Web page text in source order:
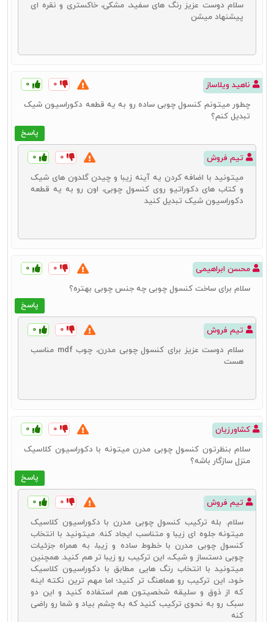
امکان خرید آینه و کنسول چوبیهمراه با تخفیف
همچنین می‌توانید قیمت‌های بسیار منصفانه‌تر و مناسب‌تری را نیز برای
مانندکنسول و آینهدر حال حاضر شرایط بسیار ایدئالی را برای شما عزیزان
همچنین امکان خرید آینه و کنسول چوبی با قیمت مناسب از جمله
مزیت‌هایی است که در خرید اینترنتی این محصولات درسایت دکورال
اختیار خواهید داشت. برای خرید بهترین‌ها در کنار شما هستیم.
سلام دوست عزیز رنگ‌ های سفید، مشکی، خاکستری و نقره‌ ای
پیشنهاد میشن
ناهید ویلاساز ۰ ۰
پاسخ
چطور میتونم کنسول چوبی ساده رو به یه قطعه دکوراسیون شیک
تبدیل کنم؟
تیم فروش ۰ ۰
میتونید با اضافه کردن یه آینه زیبا و چیدن گلدون های شیک
و کتاب های دکوراتیو روی کنسول چوبی، اون رو به یه قطعه
دکوراسیون شیک تبدیل کنید
محسن ابراهیمی ۰ ۰
پاسخ
سلام برای ساخت کنسول چوبی چه جنس چوبی بهتره؟
تیم فروش ۰ ۰
سلام دوست عزیز برای کنسول چوبی مدرن، چوب mdf مناسب
هست
کشاورزیان ۰ ۰
پاسخ
سلام بنظرتون کنسول چوبی مدرن میتونه با دکوراسیون کلاسیک
منزل سازگار باشه؟
تیم فروش ۰ ۰
سلام. بله ترکیب کنسول چوبی مدرن با دکوراسیون کلاسیک
میتونه جلوه ای زیبا و متناسب ایجاد کنه. میتونید با انتخاب
کنسول چوبی مدرن با خطوط ساده و زیبا، به همراه جزئیات
چوبی دستساز و شیک، این ترکیب رو زیبا تر هم کنید. همچنین
میتونید با انتخاب رنگ هایی مطابق با دکوراسیون کلاسیک
خود، این ترکیب رو هماهنگ تر کنید؛ اما مهم ترین نکته اینه
که از ذوق و سلیقه شخصیتون هم استفاده کنید و این دو
سبک رو به نحوی ترکیب کنید که به چشم بیاد و شما رو راضی
کنه